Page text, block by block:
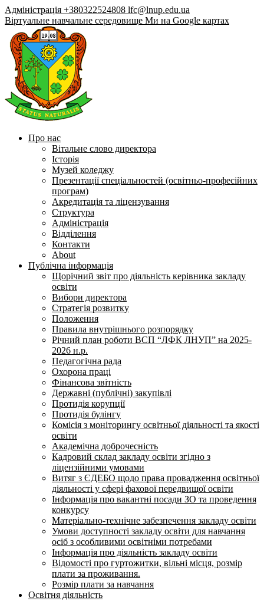
Адміністрація +380322524808 lfc@lnup.edu.ua
Віртуальне навчальне середовище Ми на Google картах
Про нас
Вітальне слово директора
Історія
Музей коледжу
Презентації спеціальностей (освітньо-професійних
програм)
Акредитація та ліцензування
Структура
Адміністрація
Відділення
Контакти
About
Публічна інформація
Щорічний звіт про діяльність керівника закладу
освіти
Вибори директора
Стратегія розвитку
Положення
Правила внутрішнього розпорядку
Річний план роботи ВСП “ЛФК ЛНУП” на 2025-
2026 н.р.
Педагогічна рада
Охорона праці
Фінансова звітність
Державні (публічні) закупівлі
Протидія корупції
Протидія булінгу
Комісія з моніторингу освітньої діяльності та якості
освіти
Академічна доброчесність
Кадровий склад закладу освіти згідно з
ліцензійними умовами
Витяг з ЄДЕБО щодо права провадження освітньої
діяльності у сфері фахової передвищої освіти
Інформація про вакантні посади ЗО та проведення
конкурсу
Матеріально-технічне забезпечення закладу освіти
Умови доступності закладу освіти для навчання
осіб з особливими освітніми потребами
Інформація про діяльність закладу освіти
Відомості про гуртожитки, вільні місця, розмір
плати за проживання.
Розмір плати за навчання
Освітня діяльність